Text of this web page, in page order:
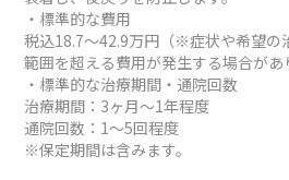
・標準的な費用
税込18.7～42.9万円（※症状や希望の
範囲を超える費用が発生する場合があ
・標準的な治療期間・通院回数
治療期間：3ヶ月～1年程度
通院回数：1～5回程度
※保定期間は含みます。